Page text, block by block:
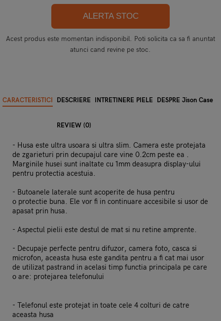
ALERTA STOC
Acest produs este momentan indisponibil. Poti solicita ca sa fi anuntat
atunci cand revine pe stoc.
CARACTERISTICI DESCRIERE INTRETINERE PIELE DESPRE Jison Case
REVIEW (0)
- Husa este ultra usoara si ultra slim. Camera este protejata
de zgarieturi prin decupajul care vine 0.2cm peste ea .
Marginile husei sunt inaltate cu 1mm deasupra display-ului
pentru protectia acestuia.
- Butoanele laterale sunt acoperite de husa pentru
o protectie buna. Ele vor fi in continuare accesibile si usor de
apasat prin husa.
- Aspectul pielii este destul de mat si nu retine amprente.
- Decupaje perfecte pentru difuzor, camera foto, casca si
microfon, aceasta husa este gandita pentru a fi cat mai usor
de utilizat pastrand in acelasi timp functia principala pe care
o are: protejarea telefonului
- Telefonul este protejat in toate cele 4 colturi de catre
aceasta husa